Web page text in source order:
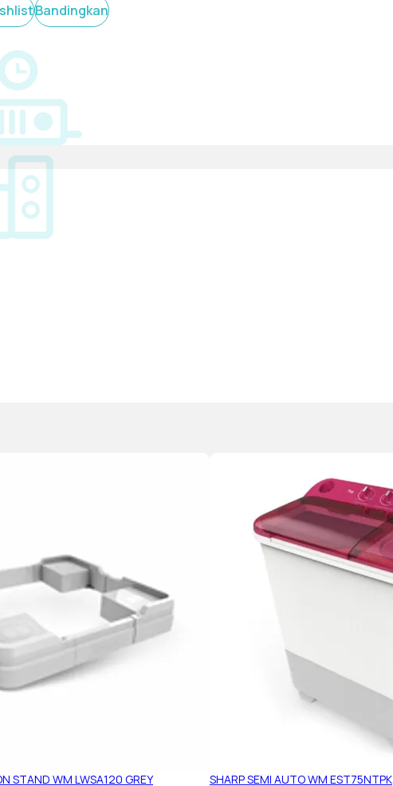
Bandingkan
STAND WM LWSA120 GREY
SHARP SEMI AUTO WM EST75NTPK